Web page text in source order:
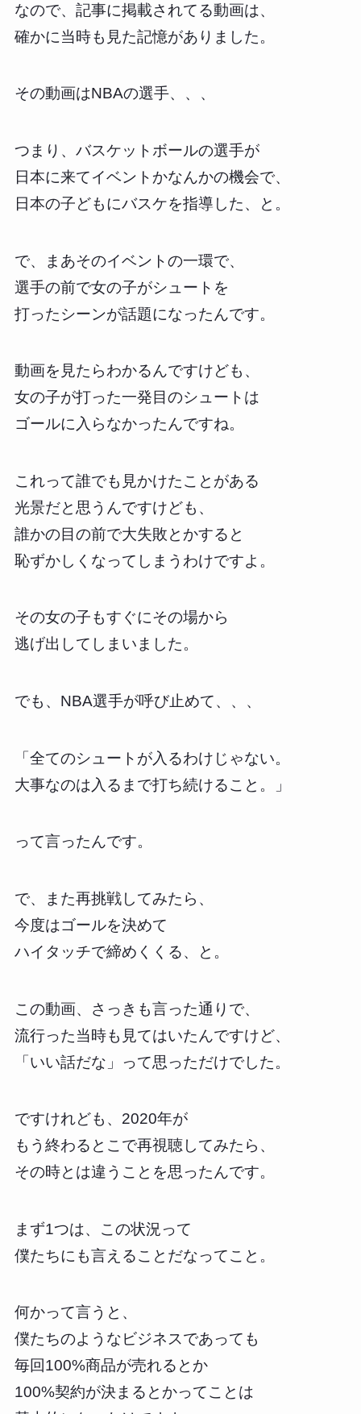
なので、記事に掲載されてる動画は、
確かに当時も見た記憶がありました。
その動画はNBAの選手、、、
つまり、バスケットボールの選手が
日本に来てイベントかなんかの機会で、
日本の子どもにバスケを指導した、と。
で、まあそのイベントの一環で、
選手の前で女の子がシュートを
打ったシーンが話題になったんです。
動画を見たらわかるんですけども、
女の子が打った一発目のシュートは
ゴールに入らなかったんですね。
これって誰でも見かけたことがある
光景だと思うんですけども、
誰かの目の前で大失敗とかすると
恥ずかしくなってしまうわけですよ。
その女の子もすぐにその場から
逃げ出してしまいました。
でも、NBA選手が呼び止めて、、、
「全てのシュートが入るわけじゃない。
大事なのは入るまで打ち続けること。」
って言ったんです。
で、また再挑戦してみたら、
今度はゴールを決めて
ハイタッチで締めくくる、と。
この動画、さっきも言った通りで、
流行った当時も見てはいたんですけど、
「いい話だな」って思っただけでした。
ですけれども、2020年が
もう終わるとこで再視聴してみたら、
その時とは違うことを思ったんです。
まず1つは、この状況って
僕たちにも言えることだなってこと。
何かって言うと、
僕たちのようなビジネスであっても
毎回100%商品が売れるとか
100%契約が決まるとかってことは